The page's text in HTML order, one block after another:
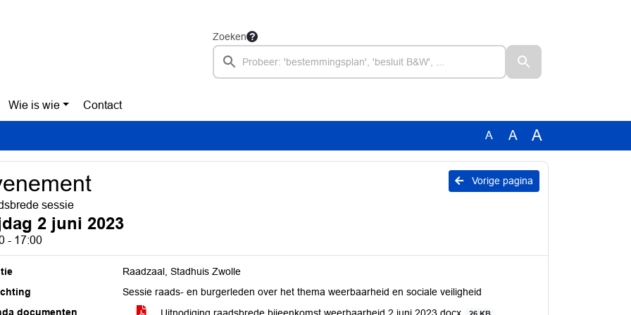
Zoeken
Wie is wie Contact
A A A
Vorige pagina
sessie
2 juni 2023
- 17:00
Raadzaal, Stadhuis Zwolle
Sessie raads- en burgerleden over het thema weerbaarheid en sociale veiligheid
documenten